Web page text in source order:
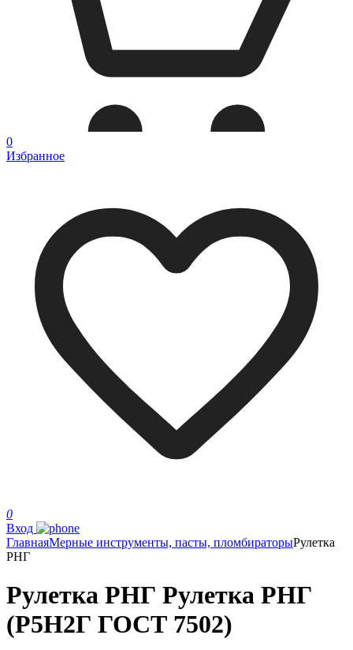
0
Избранное
0
Вход
ГлавнаяМерные инструменты, пасты, пломбираторыРулетка
РНГ
Рулетка РНГ Рулетка РНГ
(Р5Н2Г ГОСТ 7502)